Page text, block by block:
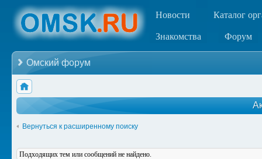
Новости Каталог
Знакомства Форум
Омский форум
Вернуться к расширенному поиску
Подходящих тем или сообщений не найдено.